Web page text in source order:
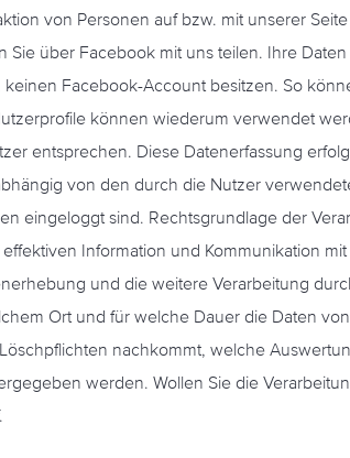
von Personen auf bzw. mit unserer
über Facebook mit uns teilen. Ihre
Facebook-Account besitzen. So
können wiederum verwendet
entsprechen. Diese Datenerfassung
von den durch die Nutzer
eingeloggt sind. Rechtsgrundlage der
Information und Kommunikation
und die weitere Verarbeitung
Ort und für welche Dauer die Daten
nachkommt, welche
werden. Wollen Sie die